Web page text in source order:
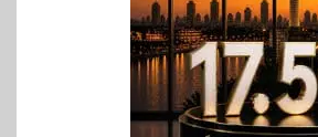
اخبار
فيكسد مصر و”حلول” تتشاركان
في تطوير أول منصة للسياحة
الصحية في مصر والشرق الأوسط